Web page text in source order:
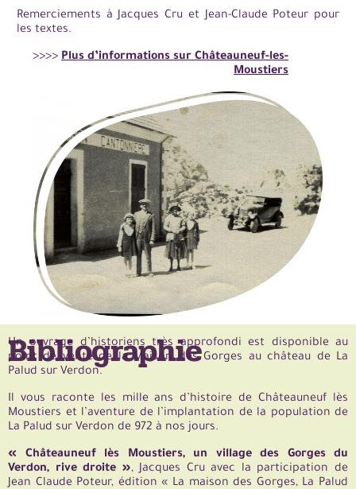
Remerciements à Jacques Cru et Jean-Claude Poteur pour
les textes.
>>>> Plus d’informations sur Châteauneuf-les-
Moustiers
Bibliographie
Un ouvrage d’historiens très approfondi est disponible au
point de vente de la Maison des Gorges au château de La
Palud sur Verdon.
Il vous raconte les mille ans d’histoire de Châteauneuf lès
Moustiers et l’aventure de l’implantation de la population de
La Palud sur Verdon de 972 à nos jours.
« Châteauneuf lès Moustiers, un village des Gorges du
Verdon, rive droite », Jacques Cru avec la participation de
Jean Claude Poteur, édition « La maison des Gorges, La Palud